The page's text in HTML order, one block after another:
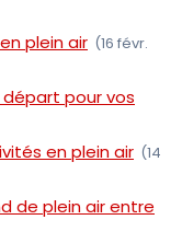
plein air (16 févr.
départ pour vos
en plein air (14
de plein air entre